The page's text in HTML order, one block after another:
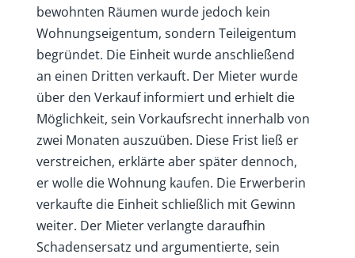
bewohnten Räumen wurde jedoch kein
Wohnungseigentum, sondern Teileigentum
begründet. Die Einheit wurde anschließend
an einen Dritten verkauft. Der Mieter wurde
über den Verkauf informiert und erhielt die
Möglichkeit, sein Vorkaufsrecht innerhalb von
zwei Monaten auszuüben. Diese Frist ließ er
verstreichen, erklärte aber später dennoch,
er wolle die Wohnung kaufen. Die Erwerberin
verkaufte die Einheit schließlich mit Gewinn
weiter. Der Mieter verlangte daraufhin
Schadensersatz und argumentierte, sein